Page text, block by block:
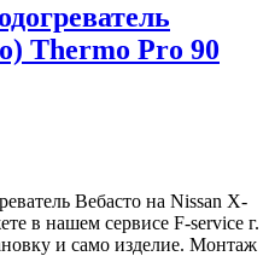
Thermo Pro 90
Вебасто на Nissan X-
в нашем сервисе F-service г.
и само изделие. Монтаж